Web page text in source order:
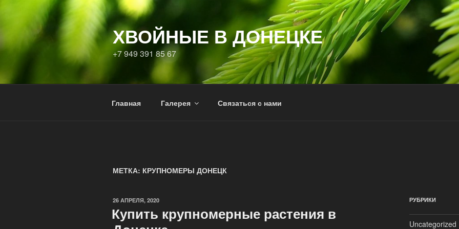
Перейти
содержимому
ХВОЙНЫЕ В ДОНЕЦКЕ
+7 949 391 85 67
Главная Галерея Связаться с нами
МЕТКА: КРУПНОМЕРЫ ДОНЕЦК
ОПУБЛИКОВАНО
26 АПРЕЛЯ, 2020
Купить крупномерные растения в
РУБРИКИ
Uncategorized